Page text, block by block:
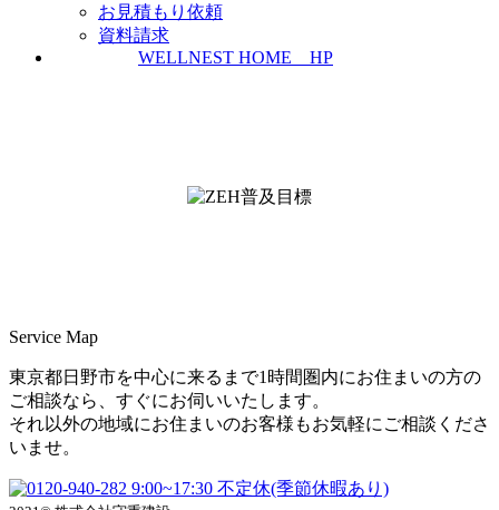
お見積もり依頼
資料請求
WELLNEST HOME HP
Service Map
東京都日野市を中心に来るまで1時間圏内にお住まいの方の
ご相談なら、すぐにお伺いいたします。
それ以外の地域にお住まいのお客様もお気軽にご相談くださ
いませ。
9:00~17:30 不定休(季節休暇あり)